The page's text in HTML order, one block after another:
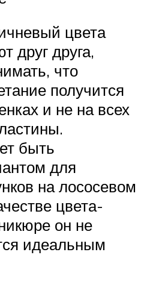
цвета
друг друга,
что
получится
и не на всех
быть
для
на лососевом
цвета-
он не
идеальным